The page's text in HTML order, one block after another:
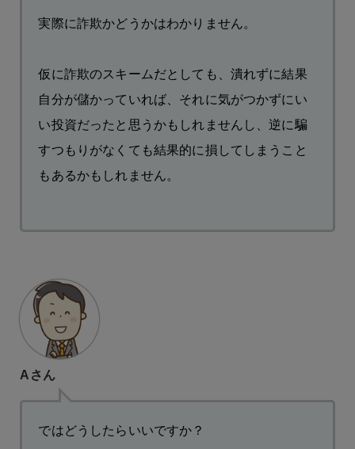
実際に詐欺かどうかはわかりません。
仮に詐欺のスキームだとしても、潰れずに結果
自分が儲かっていれば、それに気がつかずにい
い投資だったと思うかもしれませんし、逆に騙
すつもりがなくても結果的に損してしまうこと
もあるかもしれません。
Aさん
ではどうしたらいいですか？